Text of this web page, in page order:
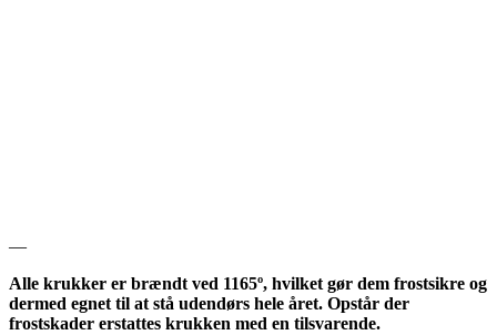
—
Alle krukker er brændt ved 1165º, hvilket gør dem frostsikre og
dermed egnet til at stå udendørs hele året. Opstår der
frostskader erstattes krukken med en tilsvarende.